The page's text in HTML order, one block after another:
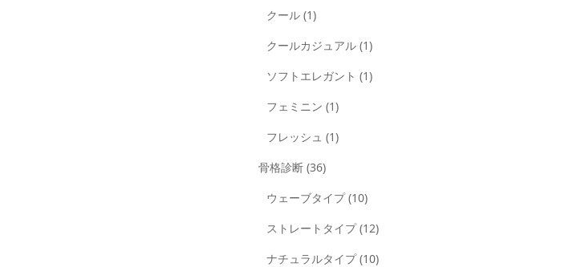
クール (1)
クールカジュアル (1)
ソフトエレガント (1)
フェミニン (1)
フレッシュ (1)
骨格診断 (36)
ウェーブタイプ(10)
ストレートタイプ(12)
ナチュラルタイプ(10)